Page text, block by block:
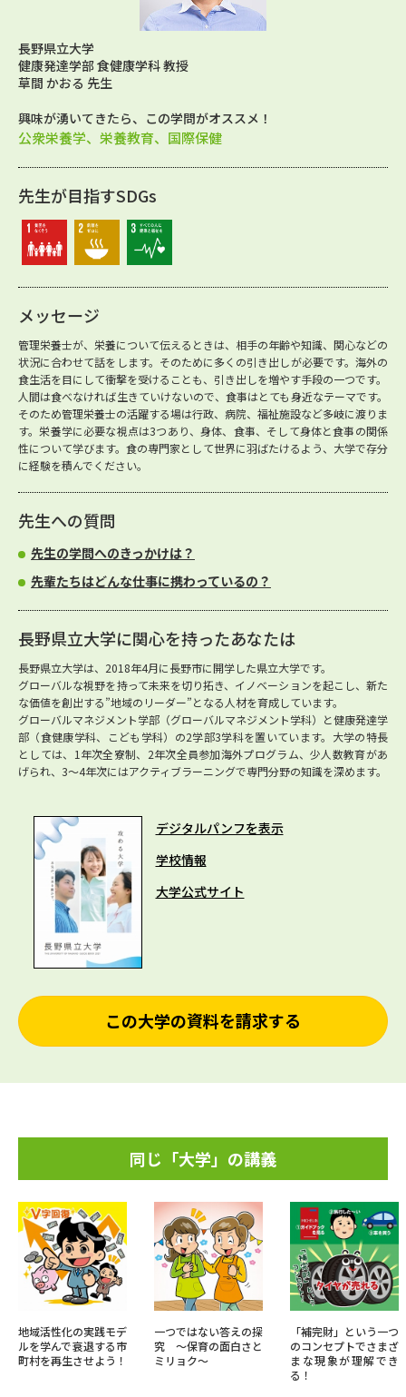
長野県立大学
健康発達学部 食健康学科 教授
草間 かおる 先生
興味が湧いてきたら、この学問がオススメ！
公衆栄養学、栄養教育、国際保健
先生が目指すSDGs
メッセージ
管理栄養士が、栄養について伝えるときは、相手の年齢や知識、関心などの
状況に合わせて話をします。そのために多くの引き出しが必要です。海外の
食生活を目にして衝撃を受けることも、引き出しを増やす手段の一つです。
人間は食べなければ生きていけないので、食事はとても身近なテーマです。
そのため管理栄養士の活躍する場は行政、病院、福祉施設など多岐に渡りま
す。栄養学に必要な視点は3つあり、身体、食事、そして身体と食事の関係
性について学びます。食の専門家として世界に羽ばたけるよう、大学で存分
に経験を積んでください。
先生への質問
先生の学問へのきっかけは？
先輩たちはどんな仕事に携わっているの？
長野県立大学に関心を持ったあなたは
長野県立大学は、2018年4月に長野市に開学した県立大学です。
グローバルな視野を持って未来を切り拓き、イノベーションを起こし、新た
な価値を創出する”地域のリーダー”となる人材を育成しています。
グローバルマネジメント学部（グローバルマネジメント学科）と健康発達学
部（食健康学科、こども学科）の2学部3学科を置いています。大学の特長
としては、1年次全寮制、2年次全員参加海外プログラム、少人数教育があ
げられ、3～4年次にはアクティブラーニングで専門分野の知識を深めます。
デジタルパンフを表示
学校情報
大学公式サイト
この大学の資料を請求する
同じ「大学」の講義
地域活性化の実践モデ
ルを学んで衰退する市
町村を再生させよう！
一つではない答えの探
究 ～保育の面白さと
ミリョク～
「補完財」という一つ
のコンセプトでさまざ
まな現象が理解でき
る！